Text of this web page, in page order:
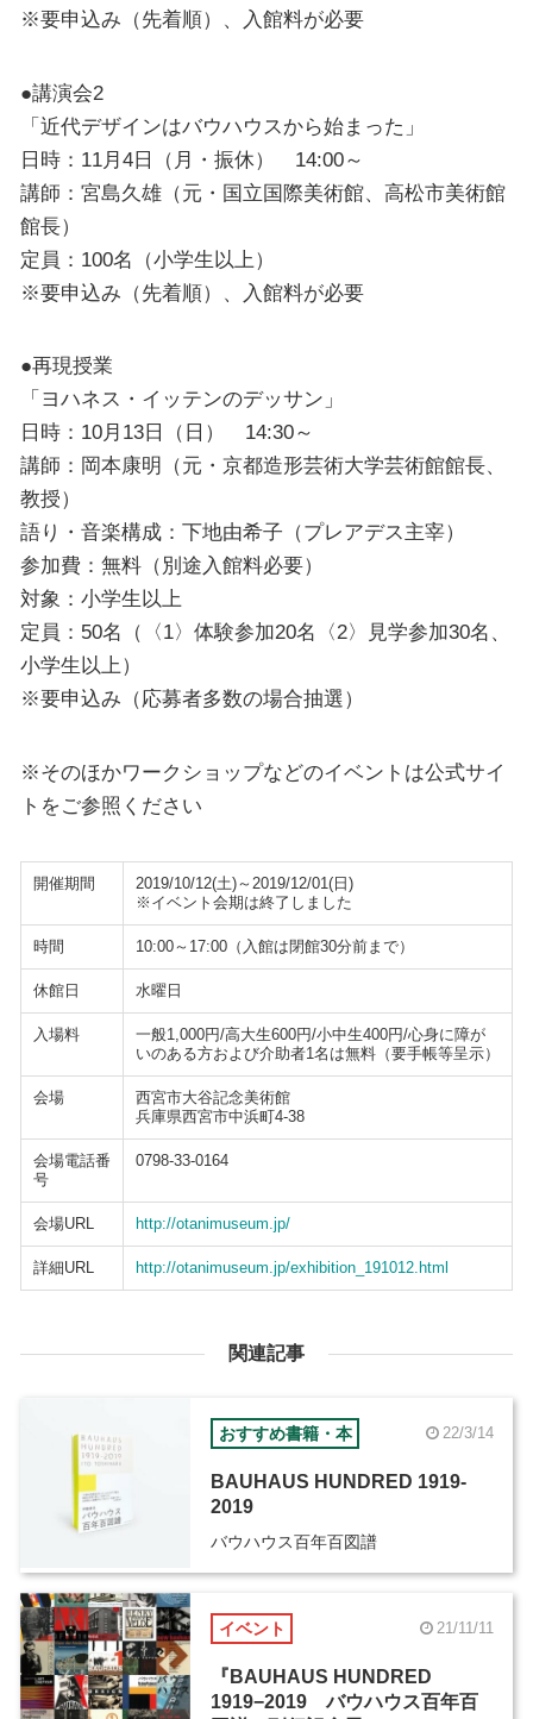
※要申込み（先着順）、入館料が必要
●講演会2
「近代デザインはバウハウスから始まった」
日時：11月4日（月・振休） 14:00～
講師：宮島久雄（元・国立国際美術館、高松市美術館
館長）
定員：100名（小学生以上）
※要申込み（先着順）、入館料が必要
●再現授業
「ヨハネス・イッテンのデッサン」
日時：10月13日（日） 14:30～
講師：岡本康明（元・京都造形芸術大学芸術館館長、
教授）
語り・音楽構成：下地由希子（プレアデス主宰）
参加費：無料（別途入館料必要）
対象：小学生以上
定員：50名（〈1〉体験参加20名〈2〉見学参加30名、
小学生以上）
※要申込み（応募者多数の場合抽選）
※そのほかワークショップなどのイベントは公式サイ
トをご参照ください
開催期間
2019/10/12(土)～2019/12/01(日)
※イベント会期は終了しました
時間 10:00～17:00（入館は閉館30分前まで）
休館日 水曜日
入場料
一般1,000円/高大生600円/小中生400円/心身に障が
いのある方および介助者1名は無料（要手帳等呈示）
会場
西宮市大谷記念美術館
兵庫県西宮市中浜町4-38
会場電話番
号
0798-33-0164
会場URL http://otanimuseum.jp/
詳細URL http://otanimuseum.jp/exhibition_191012.html
関連記事
おすすめ書籍・本 22/3/14
BAUHAUS HUNDRED 1919-
2019
バウハウス百年百図譜
イベント 21/11/11
『BAUHAUS HUNDRED
1919−2019 バウハウス百年百